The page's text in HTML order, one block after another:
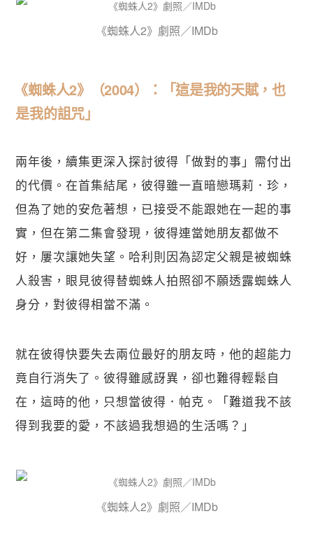
《蜘蛛人2》劇照／IMDb
《蜘蛛人2》（2004）：「這是我的天賦，也
是我的詛咒」
兩年後，續集更深入探討彼得「做對的事」需付出
的代價。在首集結尾，彼得雖一直暗戀瑪莉．珍，
但為了她的安危著想，已接受不能跟她在一起的事
實，但在第二集會發現，彼得連當她朋友都做不
好，屢次讓她失望。哈利則因為認定父親是被蜘蛛
人殺害，眼見彼得替蜘蛛人拍照卻不願透露蜘蛛人
身分，對彼得相當不滿。
就在彼得快要失去兩位最好的朋友時，他的超能力
竟自行消失了。彼得雖感訝異，卻也難得輕鬆自
在，這時的他，只想當彼得．帕克。「難道我不該
得到我要的愛，不該過我想過的生活嗎？」
《蜘蛛人2》劇照／IMDb